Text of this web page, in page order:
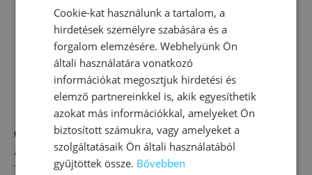
HELYSZÍN
AnKa Magnolia XVI.
Thököly út 4.
Cookie-kat használunk a tartalom, a
hirdetések személyre szabására és a
forgalom elemzésére. Webhelyünk Ön
általi használatára vonatkozó
információkat megosztjuk hirdetési és
elemző partnereinkkel is, akik egyesíthetik
azokat más információkkal, amelyeket Ön
biztosított számukra, vagy amelyeket a
szolgáltatásaik Ön általi használatából
gyűjtöttek össze. Bővebben